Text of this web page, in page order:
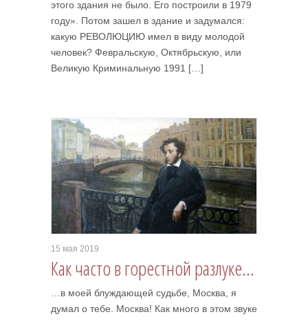
этого здания не было. Его построили в 1979
году». Потом зашел в здание и задумался:
какую РЕВОЛЮЦИЮ имел в виду молодой
человек? Февральскую, Октябрьскую, или
Великую Криминальную 1991 […]
15 мая 2019
Как часто в горестной разлуке…
…в моей блуждающей судьбе, Москва, я
думал о тебе. Москва! Как много в этом звуке